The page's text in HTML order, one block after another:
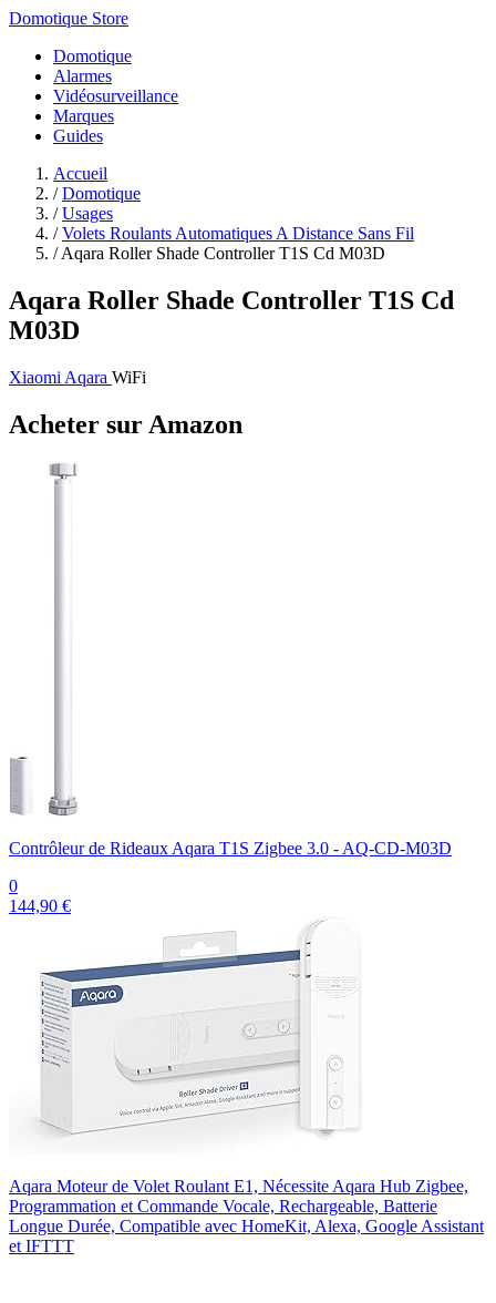
Domotique Store
Domotique
Alarmes
Vidéosurveillance
Marques
Guides
Accueil
/ Domotique
/ Usages
/ Volets Roulants Automatiques A Distance Sans Fil
/ Aqara Roller Shade Controller T1S Cd M03D
Aqara Roller Shade Controller T1S Cd
M03D
Xiaomi Aqara WiFi
Acheter sur Amazon
Contrôleur de Rideaux Aqara T1S Zigbee 3.0 - AQ-CD-M03D
0
144,90 €
Aqara Moteur de Volet Roulant E1, Nécessite Aqara Hub Zigbee,
Programmation et Commande Vocale, Rechargeable, Batterie
Longue Durée, Compatible avec HomeKit, Alexa, Google Assistant
et IFTTT